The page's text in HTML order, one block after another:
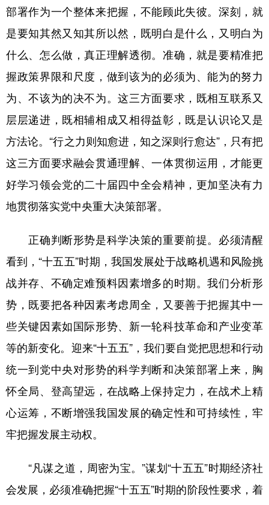
部署作为一个整体来把握，不能顾此失彼。深刻，就
是要知其然又知其所以然，既明白是什么，又明白为
什么、怎么做，真正理解透彻。准确，就是要精准把
握政策界限和尺度，做到该为的必须为、能为的努力
为、不该为的决不为。这三方面要求，既相互联系又
层层递进，既相辅相成又相得益彰，既是认识论又是
方法论。“行之力则知愈进，知之深则行愈达”，只有把
这三方面要求融会贯通理解、一体贯彻运用，才能更
好学习领会党的二十届四中全会精神，更加坚决有力
地贯彻落实党中央重大决策部署。
正确判断形势是科学决策的重要前提。必须清醒
看到，“十五五”时期，我国发展处于战略机遇和风险挑
战并存、不确定难预料因素增多的时期。我们分析形
势，既要把各种因素考虑周全，又要善于把握其中一
些关键因素如国际形势、新一轮科技革命和产业变革
等的新变化。迎来“十五五”，我们要自觉把思想和行动
统一到党中央对形势的科学判断和决策部署上来，胸
怀全局、登高望远，在战略上保持定力，在战术上精
心运筹，不断增强我国发展的确定性和可持续性，牢
牢把握发展主动权。
“凡谋之道，周密为宝。”谋划“十五五”时期经济社
会发展，必须准确把握“十五五”时期的阶段性要求，着